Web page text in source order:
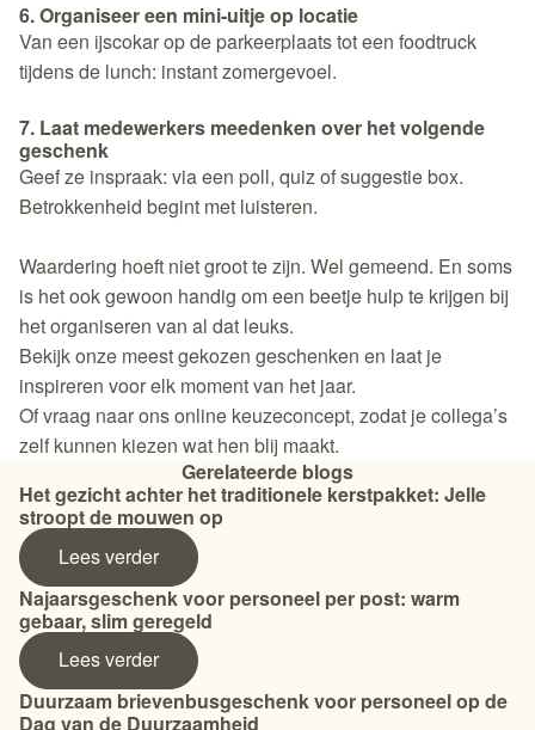
6. Organiseer een mini-uitje op locatie
Van een ijscokar op de parkeerplaats tot een foodtruck
tijdens de lunch: instant zomergevoel.
7. Laat medewerkers meedenken over het volgende
geschenk
Geef ze inspraak: via een poll, quiz of suggestie box.
Betrokkenheid begint met luisteren.
Waardering hoeft niet groot te zijn. Wel gemeend. En soms
is het ook gewoon handig om een beetje hulp te krijgen bij
het organiseren van al dat leuks.
Bekijkonze meest gekozen geschenken en laat je
inspireren voor elk moment van het jaar.
Of vraag naar onsonline keuzeconcept, zodat je collega’s
zelf kunnen kiezen wat hen blij maakt.
Gerelateerde blogs
Het gezicht achter het traditionele kerstpakket: Jelle
stroopt de mouwen op
Lees verder
Najaarsgeschenk voor personeel per post: warm
gebaar, slim geregeld
Lees verder
Duurzaam brievenbusgeschenk voor personeel op de
Dag van de Duurzaamheid